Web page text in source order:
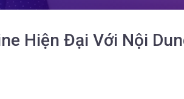
Hiện Đại Với Nội